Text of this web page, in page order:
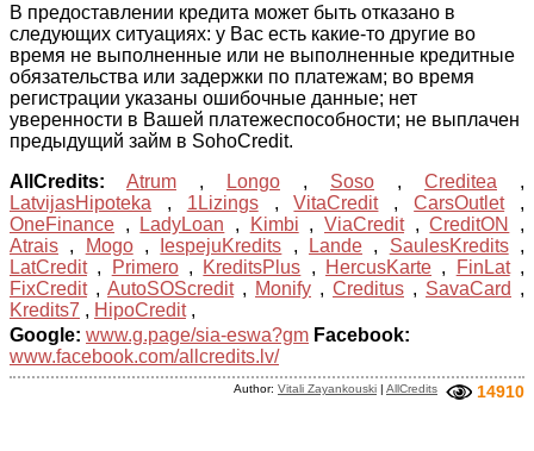
В предоставлении кредита может быть отказано в
следующих ситуациях: у Вас есть какие-то другие во
время не выполненные или не выполненные кредитные
обязательства или задержки по платежам; во время
регистрации указаны ошибочные данные; нет
уверенности в Вашей платежеспособности; не выплачен
предыдущий займ в SohoCredit.
AllCredits:
Atrum , Longo , Soso , Creditea ,
LatvijasHipoteka , 1Lizings,VitaCredit,CarsOutlet,
OneFinance , LadyLoan , Kimbi ,ViaCredit,CreditON
,
Atrais , Mogo, IespejuKredits , Lande , SaulesKredits,
LatCredit, Primero, KreditsPlus , HercusKarte , FinLat,
FixCredit, AutoSOScredit, Monify , Creditus , SavaCard ,
Kredits7 , HipoCredit,
Google: www.g.page/sia-eswa?gm Facebook:
www.facebook.com/allcredits.lv/
14910
Author: Vitali Zayankouski | AllCredits